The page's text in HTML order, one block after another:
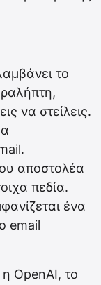
το
να στείλεις.
αποστολέα
πεδία.
ένα
email
OpenAI, το